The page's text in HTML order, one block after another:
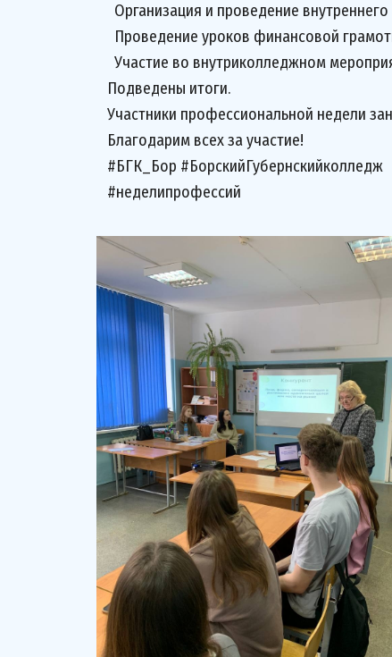
Организация и проведение
Проведение уроков финансовой
Участие во внутриколледжном
Подведены итоги.
Участники профессиональной недели
Благодарим всех за участие!
#БГК_Бор #БорскийГубернскийколледж
#неделипрофессий